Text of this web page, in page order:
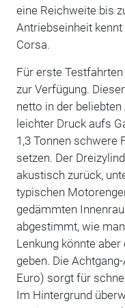
eine Reichweite bis
Antriebseinheit
Corsa.
Für erste
zur Verfügung.
netto in der
leichter Druck aufs
1,3 Tonnen schwere
setzen. Der
akustisch zurück,
typischen
gedämmten
abgestimmt, wie
Lenkung könnte
geben. Die
Euro) sorgt für
Im Hintergrund